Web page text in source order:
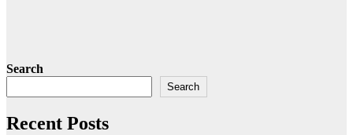
Search
Search
Recent Posts